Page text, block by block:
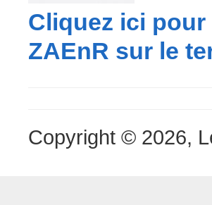
Cliquez ici pour
ZAEnR sur le
Copyright © 2026,